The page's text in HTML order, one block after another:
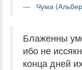
Чума
Блаженны
ибо не
конца дней